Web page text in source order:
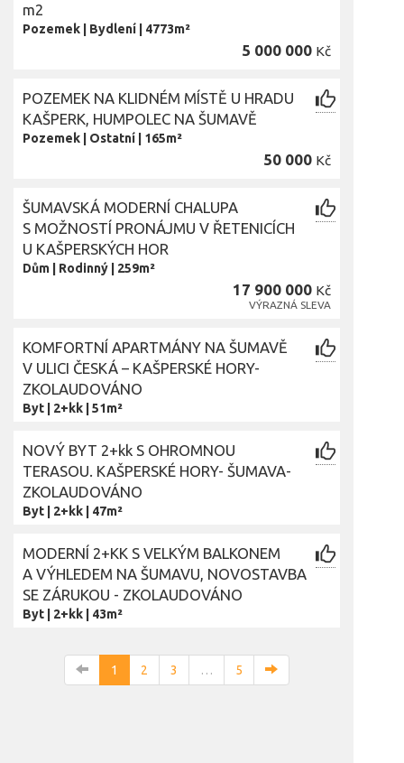
m2
Pozemek Bydlení 4773m²
5 000 000 Kč
POZEMEK NA KLIDNÉM MÍSTĚ U HRADU
KAŠPERK, HUMPOLEC NA ŠUMAVĚ
Pozemek Ostatní 165m²
50 000 Kč
ŠUMAVSKÁ MODERNÍ CHALUPA
S MOŽNOSTÍ PRONÁJMU V ŘETENICÍCH
U KAŠPERSKÝCH HOR
Dům Rodinný 259m²
17 900 000 Kč
VÝRAZNÁ SLEVA
KOMFORTNÍ APARTMÁNY NA ŠUMAVĚ
V ULICI ČESKÁ – KAŠPERSKÉ HORY-
ZKOLAUDOVÁNO
Byt 2+kk 51m²
NOVÝ BYT 2+kk S OHROMNOU
TERASOU. KAŠPERSKÉ HORY- ŠUMAVA-
ZKOLAUDOVÁNO
Byt 2+kk 47m²
MODERNÍ 2+KK S VELKÝM BALKONEM
A VÝHLEDEM NA ŠUMAVU, NOVOSTAVBA
SE ZÁRUKOU - ZKOLAUDOVÁNO
Byt 2+kk 43m²
1 2 3 … 5